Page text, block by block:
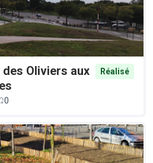
Oliviers aux
Réalisé
0